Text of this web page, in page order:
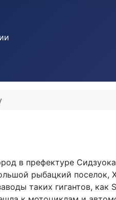
в префектуре
рыбацкий
таких гигантов,